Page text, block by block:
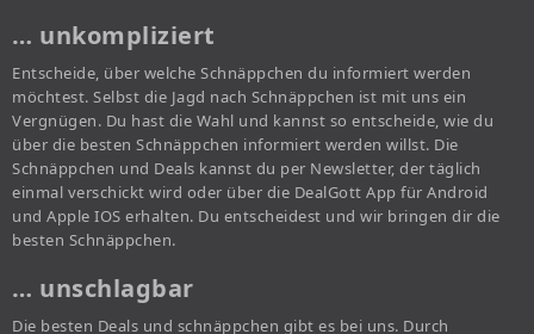
… unkompliziert
Entscheide, über welche Schnäppchen du informiert werden
möchtest. Selbst die Jagd nach Schnäppchen ist mit uns ein
Vergnügen. Du hast die Wahl und kannst so entscheide, wie du
über die besten Schnäppchen informiert werden willst. Die
Schnäppchen und Deals kannst du per Newsletter, der täglich
einmal verschickt wird oder über die DealGott App für Android
und Apple IOS erhalten. Du entscheidest und wir bringen dir die
besten Schnäppchen.
… unschlagbar
Die besten Deals und schnäppchen gibt es bei uns. Durch